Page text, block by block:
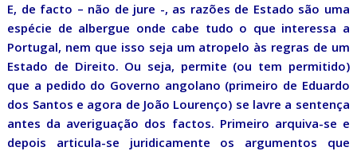
E, de facto – não de jure -, as razões de Estado são uma
espécie de albergue onde cabe tudo o que interessa a
Portugal, nem que isso seja um atropelo às regras de um
Estado de Direito. Ou seja, permite (ou tem permitido)
que a pedido do Governo angolano (primeiro de Eduardo
dos Santos e agora de João Lourenço) se lavre a sentença
antes da averiguação dos factos. Primeiro arquiva-se e
depois articula-se juridicamente os argumentos que